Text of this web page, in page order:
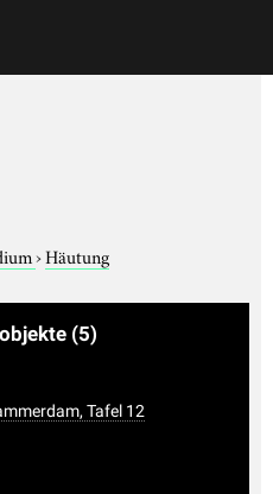
›Häutung
(5)
Tafel 12